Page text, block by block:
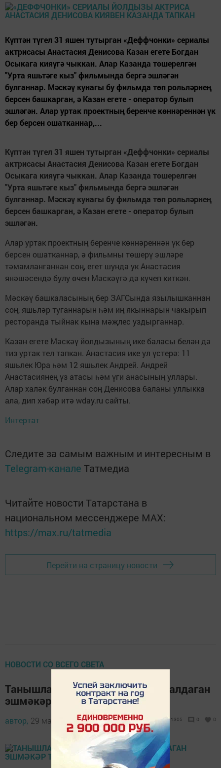
Күптән түгел 31 яшен тутырган «Деффчонки» сериалы
актрисасы Анастасия Денисова Казан егете Богдан
Осыкага кияүгә чыккан. Алар Казанда төшерелгән
"Урта яшьтәге кыз" фильмында бергә эшләгән
булганнар. Мәскәү кунагы бу фильмда төп рольләрнең
берсен башкарган, ә Казан егете - оператор булып
эшләгән. Алар уртак проектның беренче көннәреннән үк
бер берсен ошатканнар,...
Күптән түгел 31 яшен тутырган «Деффчонки» сериалы
актрисасы Анастасия Денисова Казан егете Богдан
Осыкага кияүгә чыккан. Алар Казанда төшерелгән
"Урта яшьтәге кыз" фильмында бергә эшләгән
булганнар. Мәскәү кунагы бу фильмда төп рольләрнең
берсен башкарган, ә Казан егете - оператор булып
эшләгән.
Алар уртак проектның беренче көннәреннән үк бер
берсен ошатканнар, ә фильмны төшерү эшләре
тәмамланганнан соң, егет шунда ук Анастасия
янәшәсендә булу өчен Мәскәүгә дә күчеп киткән.
Мәскәү башкаласының бер ЗАГСында язылышканнан
соң, яшьләр туганнарын һәм иң якыннарын чакырып
ресторанда тыйнак кына мәҗлес уздырганнар.
Казан егете Мәскәү йолдызының ике баласы белән дә
тиз уртак тел тапкан. Анастасия ике ул үстерә: 11
яшьлек Юра һәм 12 яшьлек Андрей. Андрей
Анастасиянең үз атасы һәм үги анасының уллары.
Алар халәк булганнан соң Денисова баланы уллыкка
ала, дип хәбәр итә wday.ru сайты.
Интертат
Следите за самым важным и интересным в
Telegram-канале Татмедиа
Читайте новости Татарстана в
национальном мессенджере MАХ:
https://max.ru/tatmedia
Перейти на страницу новости
НОВОСТИ СО ВСЕГО СВЕТА
Танышларын 90 миллион сумга алдаган
эшмәкәр тоткарланган
автор, 29 май 2016 - 17:44 1305 0 0